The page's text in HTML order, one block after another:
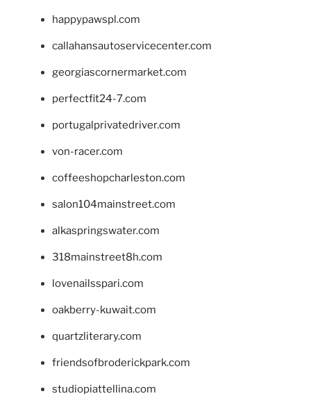
happypawspl.com
callahansautoservicecenter.com
georgiascornermarket.com
perfectfit24-7.com
portugalprivatedriver.com
von-racer.com
coffeeshopcharleston.com
salon104mainstreet.com
alkaspringswater.com
318mainstreet8h.com
lovenailsspari.com
oakberry-kuwait.com
quartzliterary.com
friendsofbroderickpark.com
studiopiattellina.com